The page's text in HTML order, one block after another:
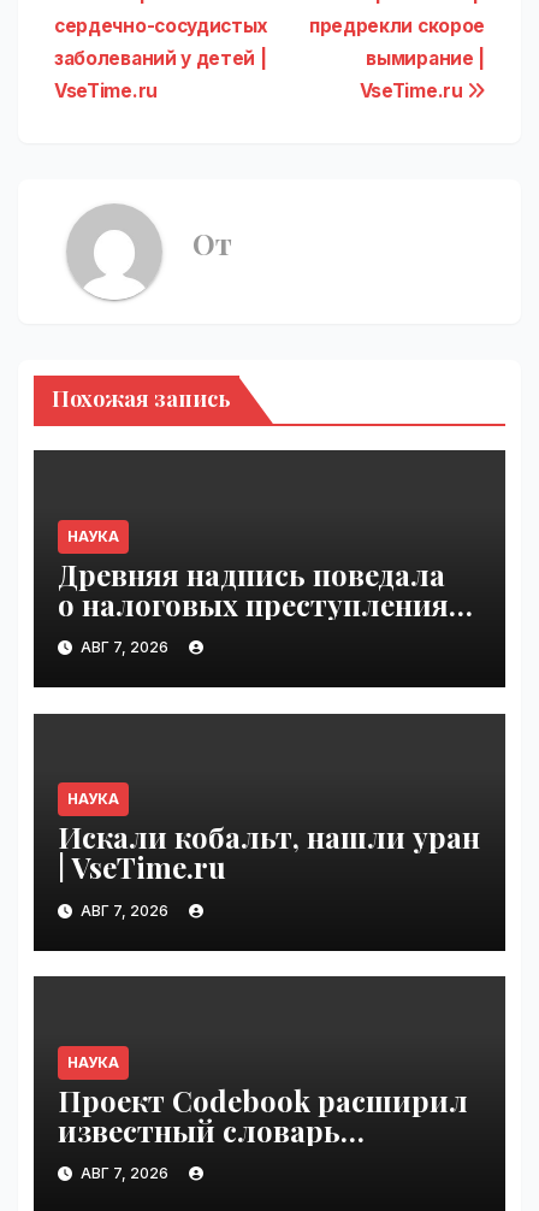
по
записям
предрекли скорое
вымирание |
VseTime.ru
сердечно-сосудистых
заболеваний у детей |
VseTime.ru
От
Похожая запись
НАУКА
Древняя надпись поведала
о налоговых преступлениях |
VseTime.ru
АВГ 7, 2026
НАУКА
Искали кобальт, нашли уран
| VseTime.ru
АВГ 7, 2026
НАУКА
Проект Codebook расширил
известный словарь
связывания белков с ДНК
на 15 процентов | VseTime.ru
АВГ 7, 2026